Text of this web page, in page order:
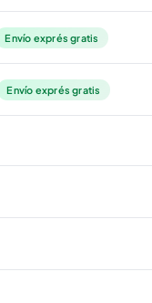
Envío exprés gratis
Envío exprés gratis